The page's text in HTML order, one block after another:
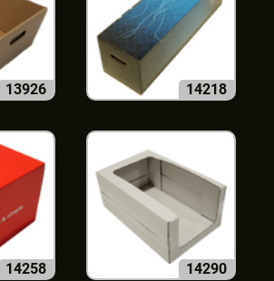
13926 14218
14258 14290